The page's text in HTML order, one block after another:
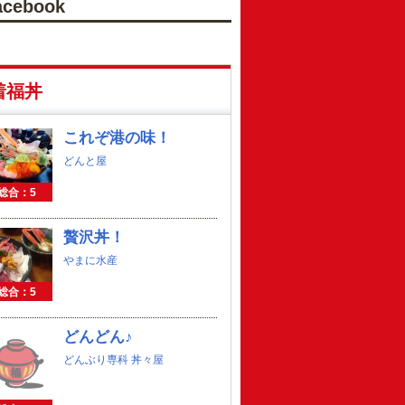
福丼
合：5
これぞ港の味！
どんと屋
合：5
贅沢丼！
やまに水産
どんどん♪
どんぶり専科 丼々屋